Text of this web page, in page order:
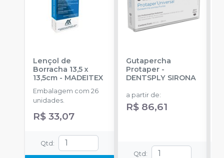
Lençol de
Borracha 13,5 x
13,5cm - MADEITEX
Embalagem com 26
unidades.
R$ 33,07
Qtd :
Gutapercha
Protaper-
DENTSPLY SIRONA
a partir de:
R$ 86,61
Qtd :